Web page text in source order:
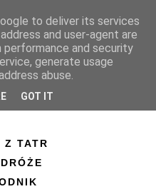
Z TATR
to deliver its services
and user-agent are
performance and security
generate usage
abuse.
GOT IT